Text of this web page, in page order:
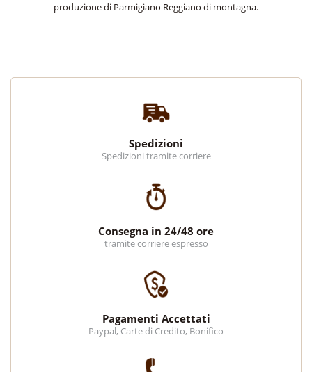
produzione di Parmigiano Reggiano di montagna.
Spedizioni
Spedizioni tramite corriere
Consegna in 24/48 ore
tramite corriere espresso
Pagamenti Accettati
Paypal, Carte di Credito, Bonifico